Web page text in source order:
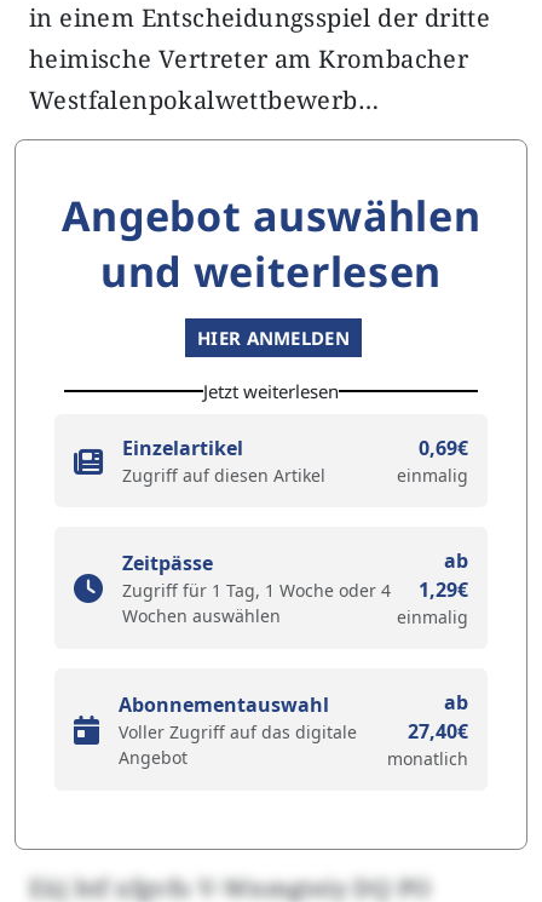
in einem Entscheidungsspiel der dritte
heimische Vertreter am Krombacher
Westfalenpokalwettbewerb…
Angebot auswählen
und weiterlesen
HIER ANMELDEN
Jetzt weiterlesen
Einzelartikel
Zugriff auf diesen Artikel
0,69€
einmalig
Zeitpässe
Zugriff für 1 Tag, 1 Woche oder 4
Wochen auswählen
ab
1,29€
einmalig
Abonnementauswahl
Voller Zugriff auf das digitale
Angebot
ab
27,40€
monatlich
Eüj htf xfgvfo V-Wnmgteiy DQ PO